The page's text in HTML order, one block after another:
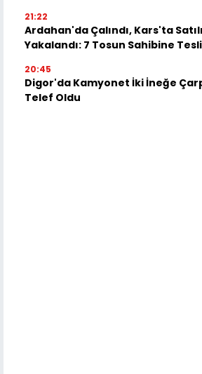
21:22
Ardahan'da Çalındı, Kars'ta
Yakalandı: 7 Tosun Sahibine
20:45
Digor'da Kamyonet İki İneğe
Telef Oldu